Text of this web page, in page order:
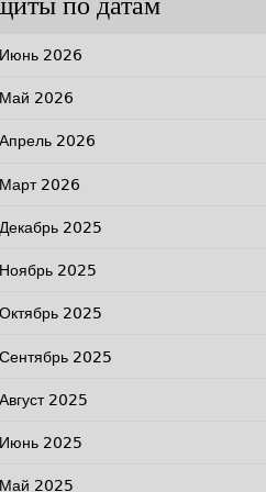
по датам
Июнь 2026
Май 2026
Апрель 2026
Март 2026
Декабрь 2025
Ноябрь 2025
Октябрь 2025
Сентябрь 2025
Август 2025
Июнь 2025
Май 2025